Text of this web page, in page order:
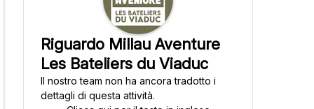
Riguardo Millau Aventure
Les Bateliers du Viaduc
Il nostro team non ha ancora tradotto i
dettagli di questa attività.